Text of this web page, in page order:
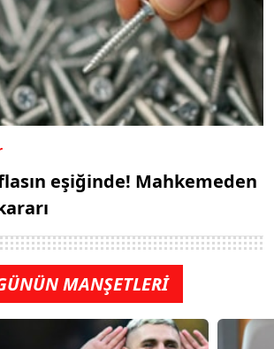
eşiğinde! Mahkemeden
MANŞETLERİ